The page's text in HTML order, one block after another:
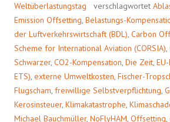
Weltüberlastungstag
verschlagwortet
Emission Offsetting, Belastungs-
der Luftverkehrswirtschaft (BDL), Carbon
Scheme for International Aviation (CORSIA),
Schwarzer, CO2-Kompensation, Die Zeit,
ETS), externe Umweltkosten, Fischer-
Flugscham, freiwillige Selbstverpflichtung,
Kerosinsteuer, Klimakatastrophe,
Michael Bauchmüller, NoFlyHAM, Offsetting,